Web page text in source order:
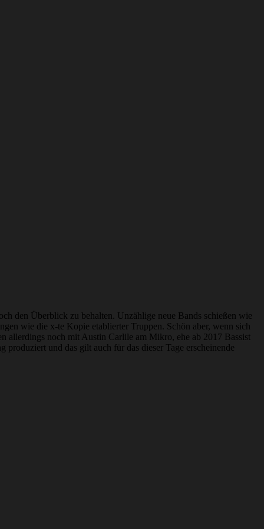
den Überblick zu behalten. Unzählige neue Bands schießen wie
wie die x-te Kopie etablierter Truppen. Schön aber, wenn sich
allerdings noch mit Austin Carlile am Mikro, ehe ab 2017 Bassist
und das gilt auch für das dieser Tage erscheinende